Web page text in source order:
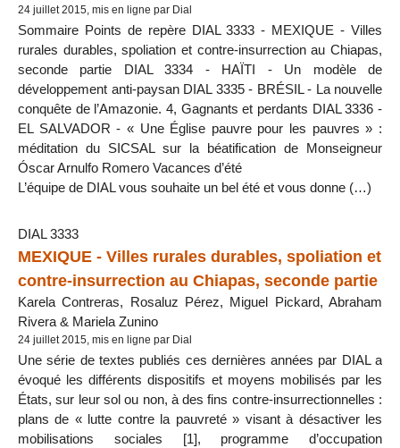
24 juillet 2015, mis en ligne par Dial
Sommaire Points de repère DIAL 3333 - MEXIQUE - Villes
rurales durables, spoliation et contre-insurrection au Chiapas,
seconde partie DIAL 3334 - HAÏTI - Un modèle de
développement anti-paysan DIAL 3335 - BRÉSIL - La nouvelle
conquête de l’Amazonie. 4, Gagnants et perdants DIAL 3336 -
EL SALVADOR - « Une Église pauvre pour les pauvres » :
méditation du SICSAL sur la béatification de Monseigneur
Óscar Arnulfo Romero Vacances d’été
L’équipe de DIAL vous souhaite un bel été et vous donne (…)
DIAL 3333
MEXIQUE - Villes rurales durables, spoliation et
contre-insurrection au Chiapas, seconde partie
Karela Contreras, Rosaluz Pérez, Miguel Pickard, Abraham
Rivera & Mariela Zunino
24 juillet 2015, mis en ligne par Dial
Une série de textes publiés ces dernières années par DIAL a
évoqué les différents dispositifs et moyens mobilisés par les
États, sur leur sol ou non, à des fins contre-insurrectionnelles :
plans de « lutte contre la pauvreté » visant à désactiver les
mobilisations sociales [1], programme d’occupation